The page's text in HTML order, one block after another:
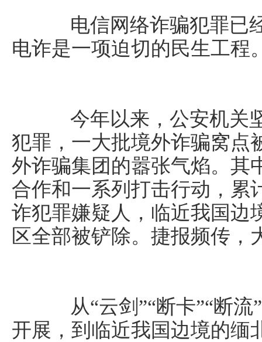
电信网络诈骗犯罪已
电诈是一项迫切的民生工程
今年以来，公安机关
犯罪，一大批境外诈骗窝点
外诈骗集团的嚣张气焰。其
合作和一系列打击行动，累
诈犯罪嫌疑人，临近我国边
区全部被铲除。捷报频传，
从“云剑”“断卡”“断流
开展，到临近我国边境的缅